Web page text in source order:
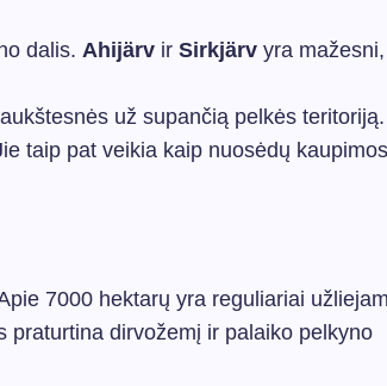
dalis. Ahijärv ir Sirkjärv yra mažesni,
už supančią pelkės teritoriją.
taip pat veikia kaip nuosėdų
7000 hektarų yra reguliariai
praturtina dirvožemį ir palaiko pelkyno